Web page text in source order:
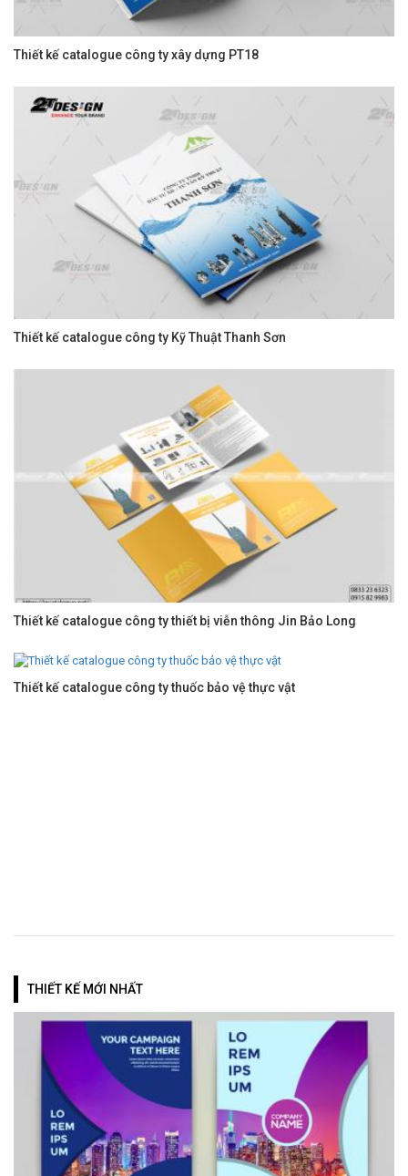
Thiết kế catalogue công ty xây dựng PT18
Thiết kế catalogue công ty Kỹ Thuật Thanh Sơn
Thiết kế catalogue công ty thiết bị viễn thông Jin Bảo Long
Thiết kế catalogue công ty thuốc bảo vệ thực vật
THIẾT KẾ MỚI NHẤT